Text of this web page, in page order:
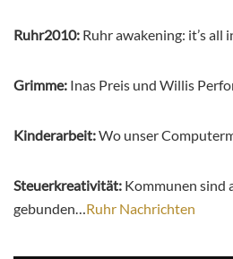
Ruhr2010: Ruhr awakening: it’s all
Grimme: Inas Preis und Willis
Kinderarbeit:Wo unser
Steuerkreativität: Kommunen sind
gebunden…Ruhr Nachrichten